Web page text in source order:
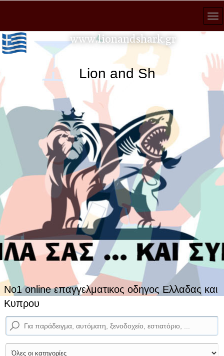
No1 online επαγγελματικος οδηγος Ελλαδας και
Κυπρου
www.lionandshark.gr
Lion and Shark κάθε